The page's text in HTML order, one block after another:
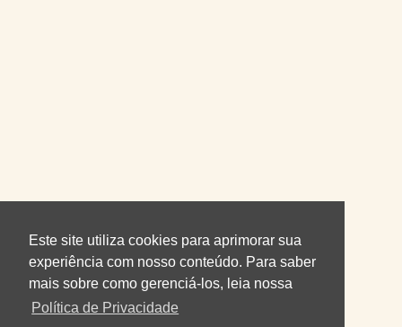
Este site utiliza cookies para aprimorar sua
experiência com nosso conteúdo. Para saber
mais sobre como gerenciá-los, leia nossa
Política de Privacidade